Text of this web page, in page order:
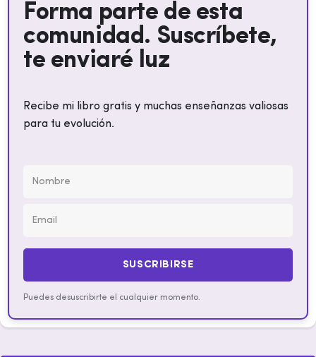
Forma parte de esta
comunidad. Suscríbete,
te enviaré luz
Recibe mi libro gratis y muchas enseñanzas valiosas
para tu evolución.
SUSCRIBIRSE
Puedes desuscribirte el cualquier momento.